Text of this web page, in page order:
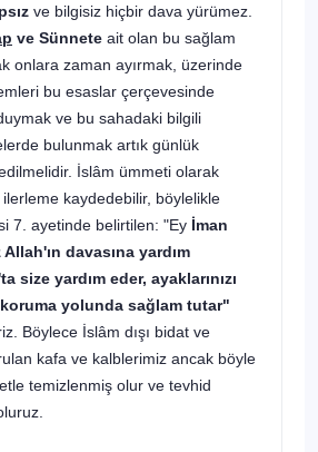
ve bilgisiz hiçbir dava yürümez.
ve Sünnete ait olan bu sağlam
onlara zaman ayırmak, üzerinde
bu esaslar çerçevesinde
ve bu sahadaki bilgili
bulunmak artık günlük
İslâm ümmeti olarak
kaydedebilir, böylelikle
7. ayetinde belirtilen: "Ey İman
davasına yardım
size yardım eder, ayaklarınızı
koruma yolunda sağlam tutar"
Böylece İslâm dışı bidat ve
kafa ve kalblerimiz ancak böyle
temizlenmiş olur ve tevhid